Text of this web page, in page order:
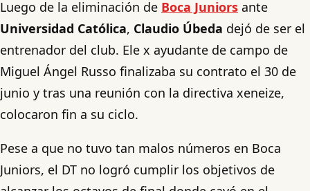
Luego de la eliminación de Boca Juniors ante
Universidad Católica, Claudio Úbeda dejó de ser el
entrenador del club. Ele x ayudante de campo de
Miguel Ángel Russo finalizaba su contrato el 30 de
junio y tras una reunión con la directiva xeneize,
colocaron fin a su ciclo.
Pese a que no tuvo tan malos números en Boca
Juniors, el DT no logró cumplir los objetivos de